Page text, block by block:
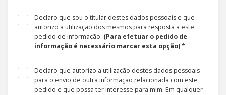
Declaro que sou o titular destes dados pessoais e que
autorizo a utilização dos mesmos para resposta a este
pedido de informação. (Para efetuar o pedido de
informação é necessário marcar esta opção)*
Declaro que autorizo a utilização destes dados pessoais
para o envio de outra informação relacionada com este
pedido e que possa ter interesse para mim. Em qualquer